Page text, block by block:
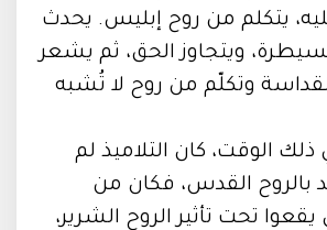
يتكلم من روح إبليس. يحدث
ويتجاوز الحق، ثم يشعر
القداسة وتكلّم من روح لا تُشبه
ذلك الوقت، كان التلاميذ لم
بالروح القدس، فكان من
تحت تأثير الروح الشرير،